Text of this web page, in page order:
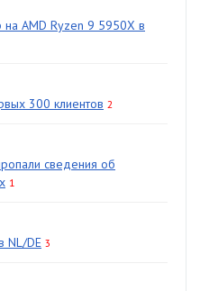
AMD Ryzen 9 5950X в
300 клиентов 2
сведения об
1
NL/DE 3